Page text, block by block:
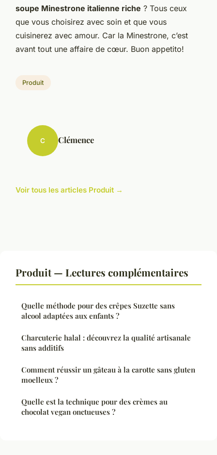
soupe Minestrone italienne riche ? Tous ceux
que vous choisirez avec soin et que vous
cuisinerez avec amour. Car la Minestrone, c’est
avant tout une affaire de cœur. Buon appetito!
Produit
C Clémence
Voir tous les articles Produit →
Produit — Lectures complémentaires
Quelle méthode pour des crêpes Suzette sans
alcool adaptées aux enfants ?
Charcuterie halal : découvrez la qualité artisanale
sans additifs
Comment réussir un gâteau à la carotte sans gluten
moelleux ?
Quelle est la technique pour des crèmes au
chocolat vegan onctueuses ?